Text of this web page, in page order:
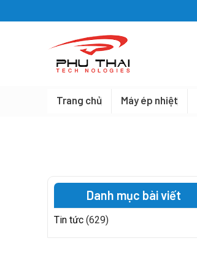
to
Trang chủ Máy ép nhiệt
Danh mục bài viết
Tin tức (629)